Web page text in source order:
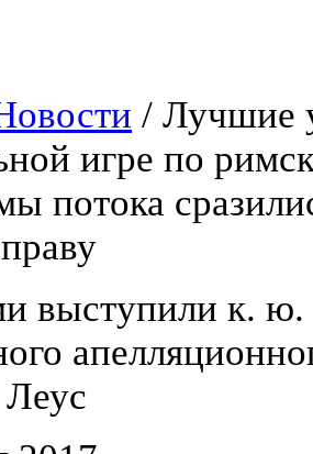
/ Лучшие
игре по
потока
выступили к. ю.